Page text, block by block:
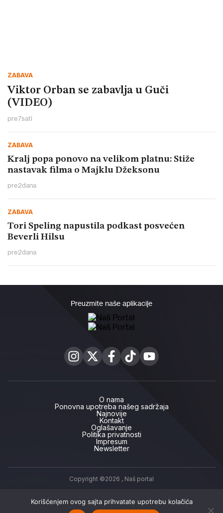
ZABAVA
Viktor Orban se zabavlja u Guči
(VIDEO)
pre7sati
ZABAVA
Kralj popa ponovo na velikom platnu: Stiže
nastavak filma o Majklu Džeksonu
pre2dana
ZABAVA
Tori Speling napustila podkast posvećen
Beverli Hilsu
pre2dana
Preuzmite naše aplikacije
O nama
Ponovna upotreba našeg sadržaja
Najnovije
Kontakt
Oglašavanje
Politika privatnosti
Impresum
Newsletter
Copyright ©2026 , Naš portal
Korišćenjem ovog sajta prihvatate upotrebu kolačića